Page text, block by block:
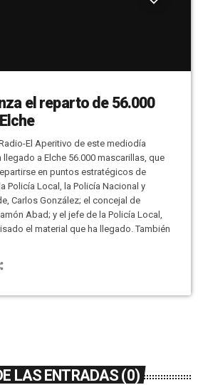
el reparto de 56.000
El Aperitivo de este mediodía
a Elche 56.000 mascarillas, que
en puntos estratégicos de
Policía Local, la Policía Nacional y
Carlos González; el concejal de
Abad; y el jefe de la Policía Local,
el material que ha llegado. También
LAS ENTRADAS (0)